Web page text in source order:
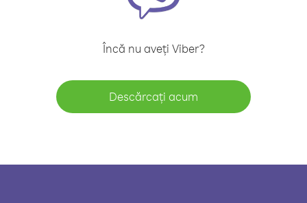
Încă nu aveți Viber?
Descărcați acum